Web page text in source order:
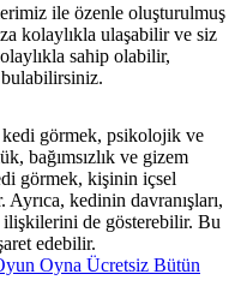
ile özenle oluşturulmuş
kolaylıkla ulaşabilir ve siz
sahip olabilir,
kedi görmek​, psikolojik ve
bağımsızlık ve gizem
görmek, kişinin içsel
kedinin davranışları,
de gösterebilir. Bu
edebilir.
Oyna Ücretsiz Bütün